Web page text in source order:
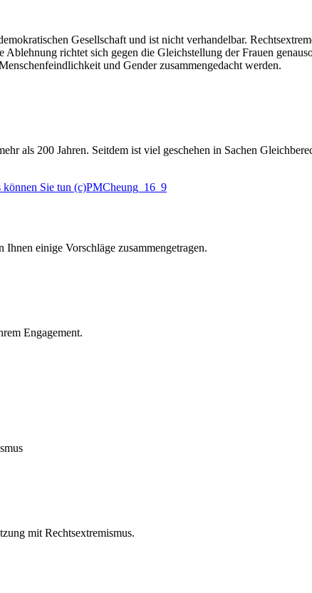
Gesellschaft und ist nicht verhandelbar.
richtet sich gegen die Gleichstellung der Frauen
und Gender zusammengedacht werden.
als 200 Jahren. Seitdem ist viel geschehen in Sachen
einige Vorschläge zusammengetragen.
Engagement.
mit Rechtsextremismus.